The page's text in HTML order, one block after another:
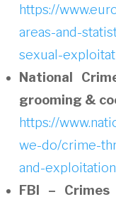
https://
areas-and-
sexual-
National
grooming &
https://
we-do/crime-
and-exploitation
FBI –